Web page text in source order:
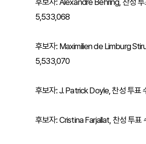
후보자: Alexandre Behring, 찬성
5,533,068
후보자: Maximilien de Limburg
5,533,070
후보자: J. Patrick Doyle, 찬성 투
후보자: Cristina Farjallat, 찬성 투